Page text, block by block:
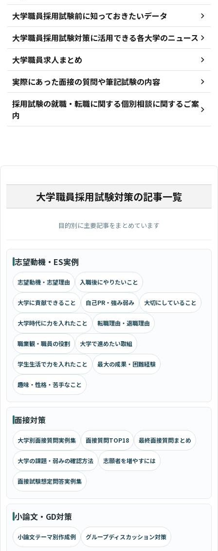
大学職員採用試験前に知っておきたいデータ
大学職員採用試験対策に活用できる各大学のニュース
大学職員求人まとめ
実際にあった面接の質問や筆記試験の内容
採用試験の就職・転職に関する個別相談に関するご案
内
大学職員採用試験対策の記事一覧
目的別に主要記事をまとめています
志望動機・ES実例
志望動機・志望理由 入職後にやりたいこと
大学に貢献できること 自己PR・強み弱み 大切にしていること
大学時代に力を入れたこと 転職理由・退職理由
職業観・職員の役割 大学で進めたい取組
学生生活で力を入れたこと 最大の成果・困難経験
趣味・性格・苦手なこと
面接対策
大学別面接質問実例集 面接質問TOP18 最終面接質問まとめ
大学の課題・弱みの確認方法 志願者を増やすには
面接試験想定問答実例集
小論文・GD対策
小論文テーマ別作成例 グループディスカッション対策